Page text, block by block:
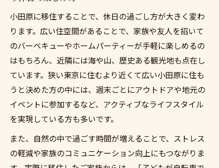
小田原に移住することで、休日の過ごし方が大きく変わ
ります。広い住空間があることで、家族や友人を招いて
のバーベキューやホームパーティーが手軽に楽しめるの
はもちろん、近隣には海や山、歴史ある観光地も点在し
ています。狭い東京に住むより近くて広い小田原に住も
うと決めた方の中には、週末ごとにアウトドアや地元の
イベントに参加するなど、アクティブなライフスタイル
を実現している方も多いです。
また、自然の中で過ごす時間が増えることで、ストレス
の軽減や家族のコミュニケーション向上にもつながりま